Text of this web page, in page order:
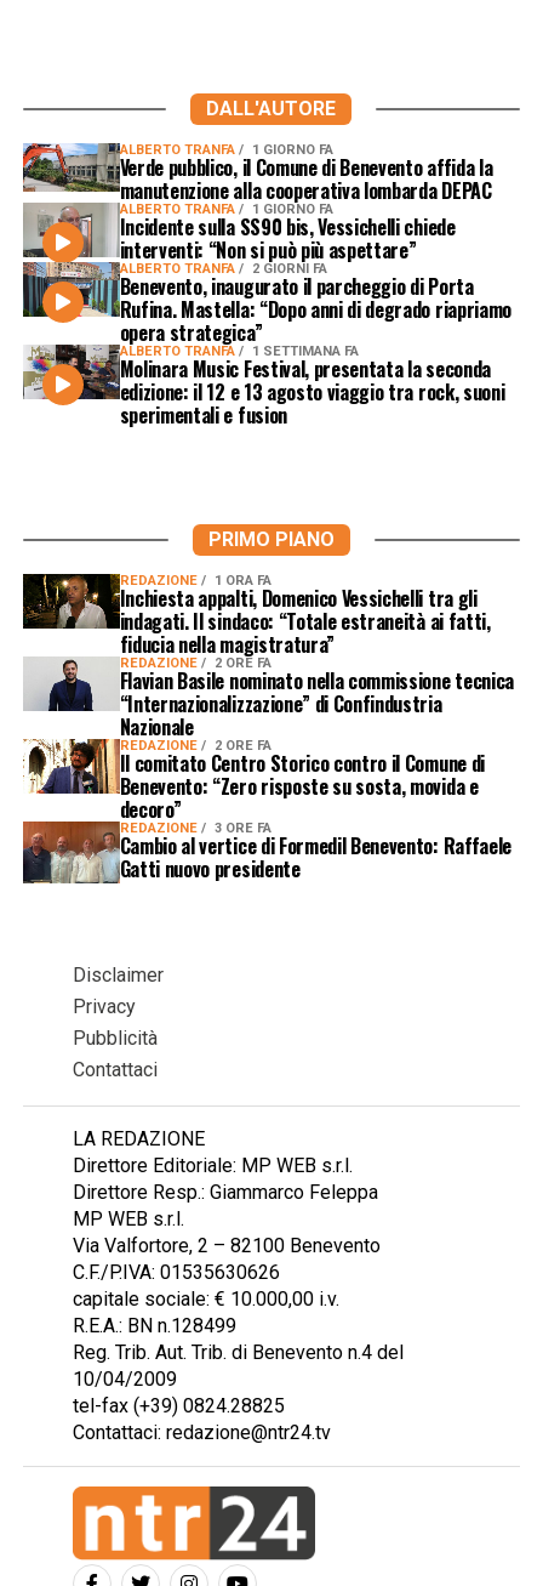
DALL'AUTORE
ALBERTO TRANFA 1 GIORNO FA
Verde pubblico, il Comune di Benevento affida la
manutenzione alla cooperativa lombarda DEPAC
ALBERTO TRANFA 1 GIORNO FA
Incidente sulla SS90 bis, Vessichelli chiede
interventi: “Non si può più aspettare”
ALBERTO TRANFA 2 GIORNI FA
Benevento, inaugurato il parcheggio di Porta
Rufina. Mastella: “Dopo anni di degrado riapriamo
opera strategica”
ALBERTO TRANFA 1 SETTIMANA FA
Molinara Music Festival, presentata la seconda
edizione: il 12 e 13 agosto viaggio tra rock, suoni
sperimentali e fusion
PRIMO PIANO
REDAZIONE 1 ORA FA
Inchiesta appalti, Domenico Vessichelli tra gli
indagati. Il sindaco: “Totale estraneità ai fatti,
fiducia nella magistratura”
REDAZIONE 2 ORE FA
Flavian Basile nominato nella commissione tecnica
“Internazionalizzazione” di Confindustria
Nazionale
REDAZIONE 2 ORE FA
Il comitato Centro Storico contro il Comune di
Benevento: “Zero risposte su sosta, movida e
decoro”
REDAZIONE 3 ORE FA
Cambio al vertice di Formedil Benevento: Raffaele
Gatti nuovo presidente
Disclaimer
Privacy
Pubblicità
Contattaci
LA REDAZIONE
Direttore Editoriale: MP WEB s.r.l.
Direttore Resp.: Giammarco Feleppa
MP WEB s.r.l.
Via Valfortore, 2 – 82100 Benevento
C.F./P.IVA: 01535630626
capitale sociale: € 10.000,00 i.v.
R.E.A.: BN n.128499
Reg. Trib. Aut. Trib. di Benevento n.4 del
10/04/2009
tel-fax (+39) 0824.28825
Contattaci: redazione@ntr24.tv